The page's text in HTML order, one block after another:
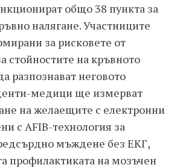
общо 38 пункта за
налягане. Участниците
за рисковете от
стойностите на кръвното
разпознават неговото
медици ще измерват
на желаещите с електронни
с AFIB-технология за
мъждене без ЕКГ,
профилактиката на мозъчен